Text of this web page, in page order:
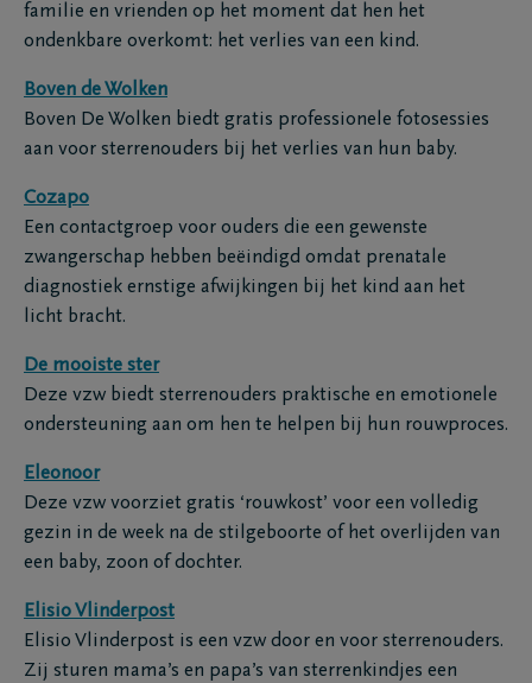
familie en vrienden op het moment dat hen het
ondenkbare overkomt: het verlies van een kind.
Boven de Wolken
Boven De Wolken biedt gratis professionele fotosessies
aan voor sterrenouders bij het verlies van hun baby.
Cozapo
Een contactgroep voor ouders die een gewenste
zwangerschap hebben beëindigd omdat prenatale
diagnostiek ernstige afwijkingen bij het kind aan het
licht bracht.
De mooiste ster
Deze vzw biedt sterrenouders praktische en emotionele
ondersteuning aan om hen te helpen bij hun rouwproces.
Eleonoor
Deze vzw voorziet gratis ‘rouwkost’ voor een volledig
gezin in de week na de stilgeboorte of het overlijden van
een baby, zoon of dochter.
Elisio Vlinderpost
Elisio Vlinderpost is een vzw door en voor sterrenouders.
Zij sturen mama’s en papa’s van sterrenkindjes een